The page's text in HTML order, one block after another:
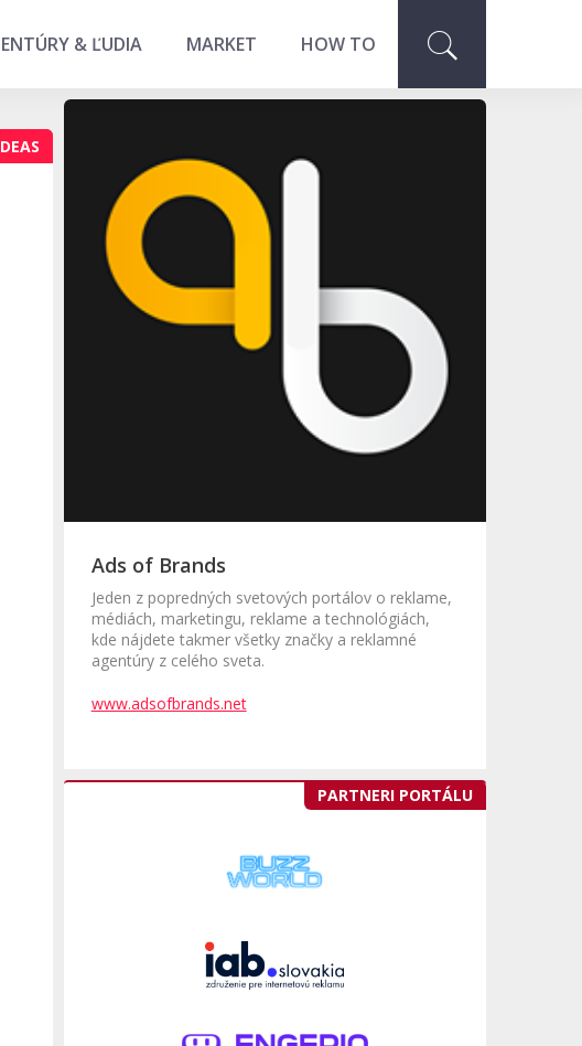
& ĽUDIA MARKET HOW TO
Ads of Brands
Jeden z popredných svetových portálov o reklame,
médiách, marketingu, reklame a technológiách,
kde nájdete takmer všetky značky a reklamné
agentúry z celého sveta.
www.adsofbrands.net
PARTNERI PORTÁLU